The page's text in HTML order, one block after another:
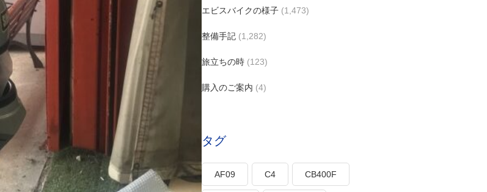
エビスバイクの様子 (1,473)
整備手記 (1,282)
旅立ちの時 (123)
購入のご案内 (4)
タグ
AF09 C4 CB400F